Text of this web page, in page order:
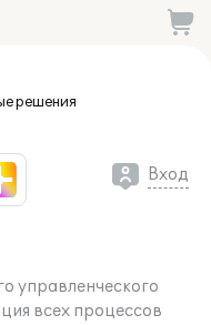
решения
Вход
управленческого
всех процессов